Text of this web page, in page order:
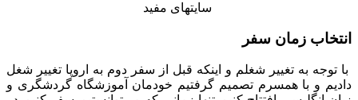
سایتهای مفید
انتخاب زمان سفر
با توجه به تغییر شغلم و اینکه قبل از سفر دوم به اروپا تغییر شغل
دادیم و با همسرم تصمیم گرفتیم خودمان آموزشگاه گردشگری و